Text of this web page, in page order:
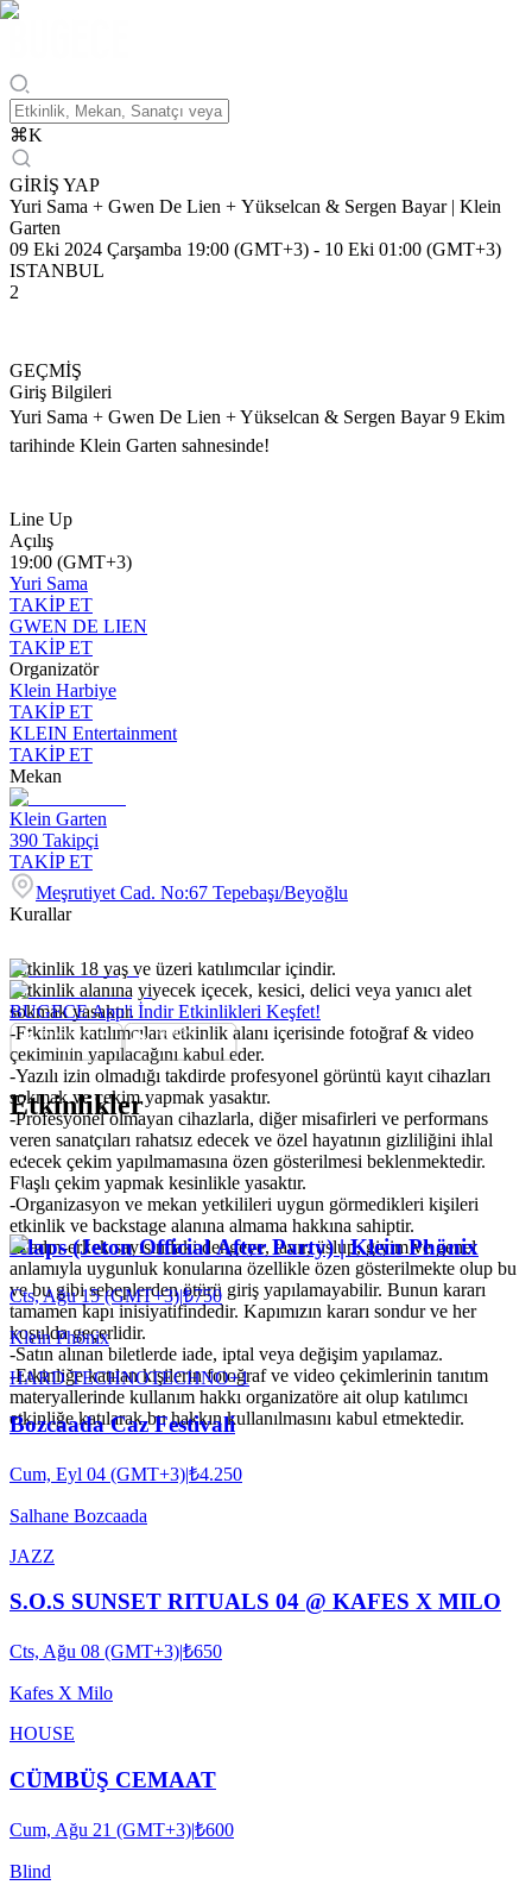
⌘K
GİRİŞ YAP
Yuri Sama + Gwen De Lien + Yükselcan & Sergen Bayar | Klein
Garten
09 Eki 2024 Çarşamba 19:00 (GMT+3) - 10 Eki 01:00 (GMT+3)
ISTANBUL
2
GEÇMİŞ
Giriş Bilgileri
Yuri Sama + Gwen De Lien + Yükselcan & Sergen Bayar 9 Ekim
tarihinde Klein Garten sahnesinde!
Line Up
Açılış
19:00 (GMT+3)
Yuri Sama
TAKİP ET
GWEN DE LIEN
TAKİP ET
Organizatör
Klein Harbiye
TAKİP ET
KLEIN Entertainment
TAKİP ET
Mekan
Klein Garten
390 Takipçi
TAKİP ET
Meşrutiyet Cad. No:67 Tepebaşı/Beyoğlu
Kurallar
-Etkinlik 18 yaş ve üzeri katılımcılar içindir.
-Etkinlik alanına yiyecek içecek, kesici, delici veya yanıcı alet
sokmak yasaktır.
-Etkinlik katılımcıları etkinlik alanı içerisinde fotoğraf & video
çekiminin yapılacağını kabul eder.
-Yazılı izin olmadığı takdirde profesyonel görüntü kayıt cihazları
sokmak ve çekim yapmak yasaktır.
-Profesyonel olmayan cihazlarla, diğer misafirleri ve performans
veren sanatçıları rahatsız edecek ve özel hayatının gizliliğini ihlal
edecek çekim yapılmamasına özen gösterilmesi beklenmektedir.
Flaşlı çekim yapmak kesinlikle yasaktır.
-Organizasyon ve mekan yetkilileri uygun görmedikleri kişileri
etkinlik ve backstage alanına almama hakkına sahiptir.
-Kadın-erkek sayısındaki dengeye, tavır, üslup, giyim ve genel
anlamıyla uygunluk konularına özellikle özen gösterilmekte olup bu
ve bu gibi sebeplerden ötürü giriş yapılamayabilir. Bunun kararı
tamamen kapı inisiyatifindedir. Kapımızın kararı sondur ve her
koşulda geçerlidir.
-Satın alınan biletlerde iade, iptal veya değişim yapılamaz.
-Etkinliğe katılan kişilerin fotoğraf ve video çekimlerinin tanıtım
materyallerinde kullanım hakkı organizatöre ait olup katılımcı
etkinliğe katılarak bu hakkın kullanılmasını kabul etmektedir.
BUGECE App'i İndir Etkinlikleri Keşfet!
Etkinlikler
Klaps (Jeton Official After Party) | Klein Phönix
Cts, Ağu 15 (GMT+3)|₺750
Klein Phönix
HARD TECHNOTECHNO+1
Bozcaada Caz Festivali
Cum, Eyl 04 (GMT+3)|₺4.250
Salhane Bozcaada
JAZZ
S.O.S SUNSET RITUALS 04 @ KAFES X MILO
Cts, Ağu 08 (GMT+3)|₺650
Kafes X Milo
HOUSE
CÜMBÜŞ CEMAAT
Cum, Ağu 21 (GMT+3)|₺600
Blind